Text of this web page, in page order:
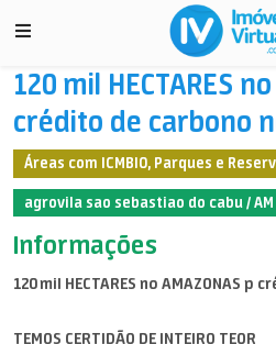
120 mil HECTARES
crédito de carbono
Áreas com ICMBIO, Parques e
agrovila sao sebastiao do cabu / AM
Informações
120 mil HECTARES no AMAZONAS p
TEMOS CERTIDÃO DE INTEIRO TEOR